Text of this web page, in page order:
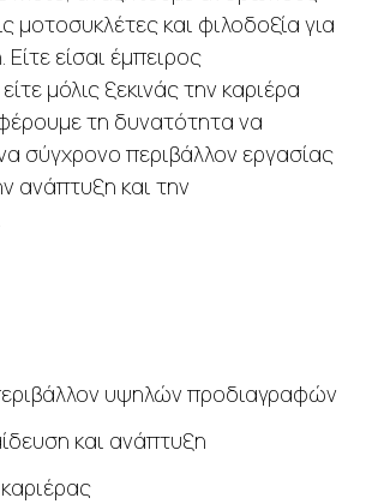
μοτοσυκλέτες και φιλοδοξία για
Είτε είσαι έμπειρος
μόλις ξεκινάς την καριέρα
τη δυνατότητα να
σύγχρονο περιβάλλον εργασίας
ανάπτυξη και την
υψηλών προδιαγραφών
και ανάπτυξη